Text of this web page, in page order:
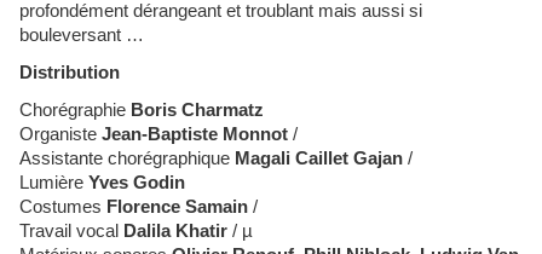
profondément dérangeant et troublant mais aussi si
bouleversant …
Distribution
Chorégraphie Boris Charmatz
Organiste Jean-Baptiste Monnot /
Assistante chorégraphique Magali Caillet Gajan /
Lumière Yves Godin
Costumes Florence Samain /
Travail vocal
Dalila Khatir / µ